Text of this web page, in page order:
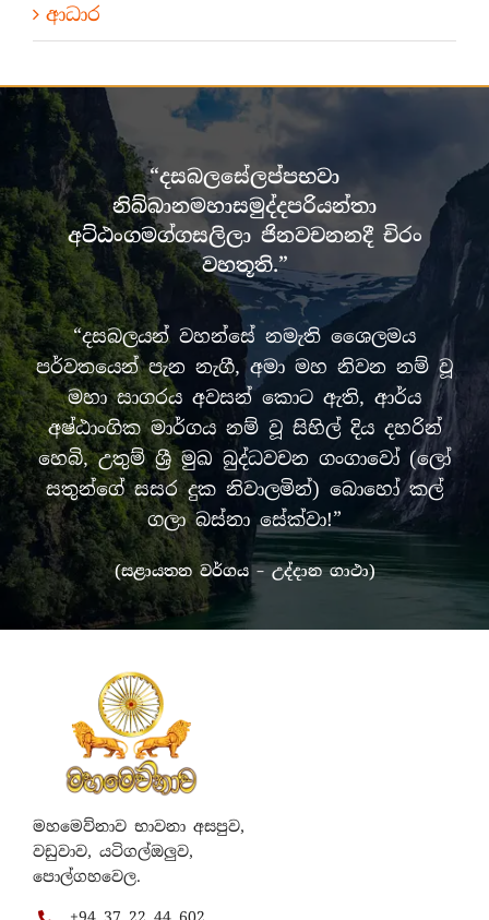
ආධාර
“දසබලසේලප්පභවා
නිබ්බානමහාසමුද්දපරියන්තා
අට්ඨංගමග්ගසලිලා ජිනවචනනදී චිරං
වහතූති.”
“දසබලයන් වහන්සේ නමැති ශෛලමය
පර්වතයෙන් පැන නැගී, අමා මහ නිවන නම් වූ
මහා සාගරය අවසන් කොට ඇති, ආර්ය
අෂ්ඨාංගික මාර්ගය නම් වූ සිහිල් දිය දහරින්
හෙබි, උතුම් ශ්‍රී මුඛ බුද්ධවචන ගංගාවෝ (ලෝ
සතුන්ගේ සසර දුක නිවාලමින්) බොහෝ කල්
ගලා බස්නා සේක්වා!”
(සළායතන වර්ගය – උද්දාන ගාථා)
මහමෙව්නාව භාවනා අසපුව,
වඩුවාව, යටිගල්ඔලුව,
පොල්ගහවෙල.